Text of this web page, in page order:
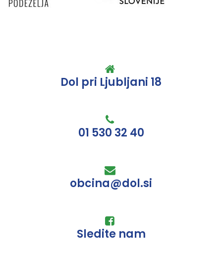
Dol pri Ljubljani 18
01 530 32 40
obcina@dol.si
Sledite nam